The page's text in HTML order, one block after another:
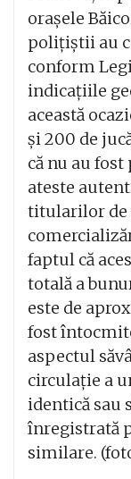
orașele
polițiștii au
conform
indicațiile
această
și 200 de
că nu au
ateste
titularilor de
faptul că
totală a
este de
fost
aspectul
circulaţie a
identică sau
înregistrată
similare.